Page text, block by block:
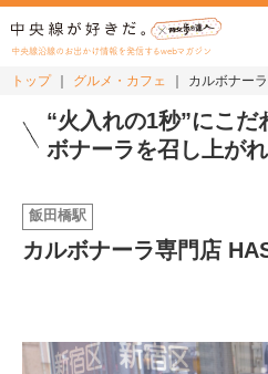
中央線沿線のお出かけ情報を発信するwebマガジン
グルメ・カフェ
スイーツ・テイクアウト
おでかけ
トップ グルメ・カフェ カルボナー
“火入れの1秒”にこだ
ボナーラを召し上がれ
飯田橋駅
カルボナーラ専門店